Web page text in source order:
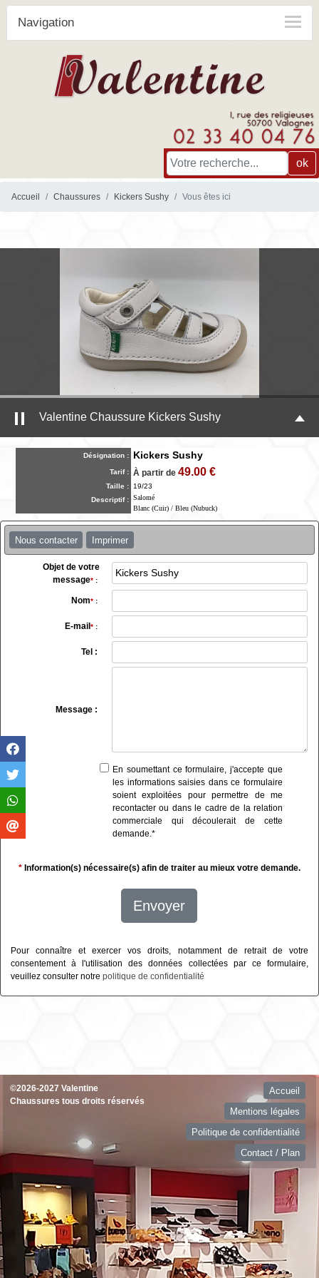
Navigation
ok
Accueil Chaussures Kickers Sushy Vous êtes ici
Valentine Chaussure Kickers Sushy
Désignation : Kickers Sushy
Tarif : À partir de 49.00 €
Taille :
19/23
Descriptif : Salomé
Blanc (Cuir) / Bleu (Nubuck)
Nous contacter Imprimer
Objet de votre
message*:
Nom*:
E-mail *:
Tel :
Message :
En soumettant ce formulaire, j'accepte que
les informations saisies dans ce formulaire
soient exploitées pour permettre de me
recontacter ou dans le cadre de la relation
commerciale qui découlerait de cette
demande.*
* Information(s) nécessaire(s) afin de traiter au mieux votre demande.
Envoyer
Pour connaître et exercer vos droits, notamment de retrait de votre
consentement à l'utilisation des données collectées par ce formulaire,
veuillez consulter notre politique de confidentialité
©2026-2027 Valentine
Chaussures tous droits réservés
Accueil
Mentions légales
Politique de confidentialité
Contact / Plan